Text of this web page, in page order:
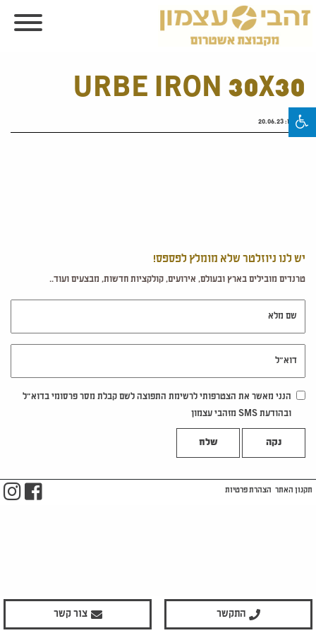
URBE IRON 30X30
פורסם:20.06.23
יש לנו ניוזלטר שלא מומלץ לפספס!
טרנדים מובילים בארץ ובעולם, אירועים, קולקציות חדשות, מבצעים ועוד..
הנני מאשר את הצטרפותי לרשימת התפוצה לשם קבלת מסר פרסומי בדוא"ל
ובהודעת SMS מזהבי עצמון
נקה
התקשר צור קשר
תקנון האתר הצהרת פרטיות